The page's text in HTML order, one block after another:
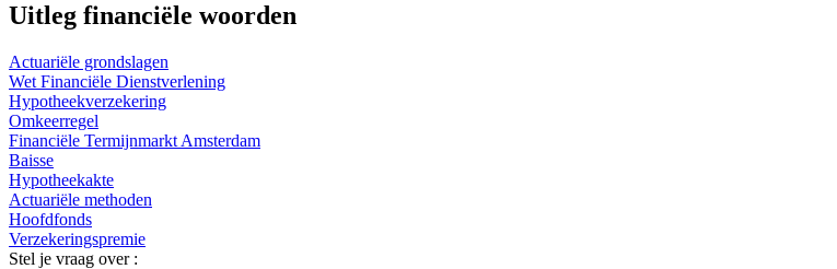
Uitleg financiële woorden
Actuariële grondslagen
Wet Financiële Dienstverlening
Hypotheekverzekering
Omkeerregel
Financiële Termijnmarkt Amsterdam
Baisse
Hypotheekakte
Actuariële methoden
Hoofdfonds
Verzekeringspremie
Stel je vraag over :